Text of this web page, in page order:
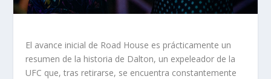
El avance inicial de Road House es prácticamente un
resumen de la historia de Dalton, un expeleador de la
UFC que, tras retirarse, se encuentra constantemente